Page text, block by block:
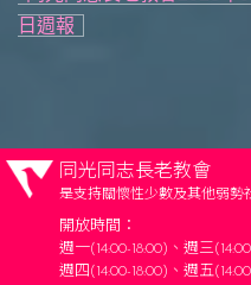
日週報
同光同志長老教會
是支持關懷性少數及其他弱勢
開放時間：
週一(14:00-18:00)、週三
週四(14:00-18:00)、週五